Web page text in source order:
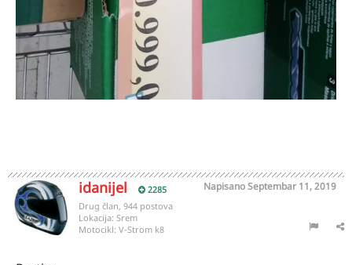
idanijel 2285 NapisanoSeptembar 11, 2019
Drug član, 944 postova
Lokacija: Srem
Motocikl: V-Strom k8